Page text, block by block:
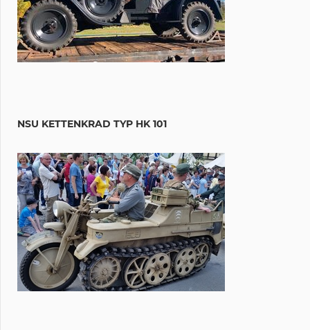
NSU KETTENKRAD TYP HK 101